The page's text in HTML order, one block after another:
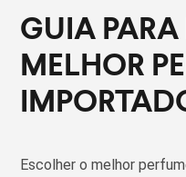
GUIA PARA
MELHOR
Escolher o melhor